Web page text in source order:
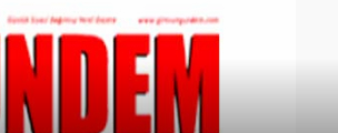
VİDEOYU GÖRÜNCE GÖZLERİM DOLDU